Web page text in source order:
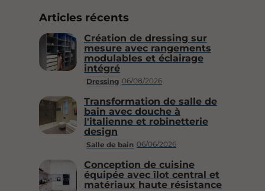
Articles récents
Dressing 06/08/2026
Création de dressing sur
mesure avec rangements
modulables et éclairage
intégré
Salle de bain 06/06/2026
Transformation de salle de
bain avec douche à
l'italienne et robinetterie
design
Conception de cuisine
équipée avec îlot central et
matériaux haute résistance